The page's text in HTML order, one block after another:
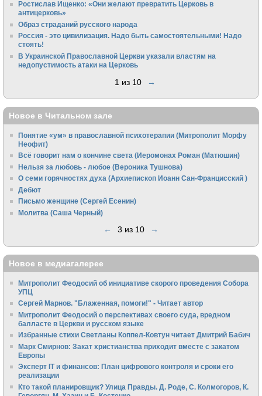
Ростислав Ищенко: «Они желают превратить Церковь в
антицерковь»
Образ страданий русского народа
Россия - это цивилизация. Надо быть самостоятельными! Надо
стоять!
В Украинской Православной Церкви указали властям на
недопустимость атаки на Церковь
1 из 10 →
Новое в Читальном зале
Понятие «ум» в православной психотерапии (Митрополит Морфу
Неофит)
Всё говорит нам о кончине света (Иеромонах Роман (Матюшин)
Нельзя за любовь - любое (Вероника Тушнова)
О семи горячностях духа (Архиепископ Иоанн Сан-Францисский )
Дебют
Письмо женщине (Сергей Есенин)
Молитва (Саша Черный)
← 3 из 10 →
Новое в медиагалерее
Митрополит Феодосий об инициативе скорого проведения Собора
УПЦ
Сергей Марнов. "Блаженная, помоги!" - Читает автор
Митрополит Феодосий о перспективах своего суда, вредном
балласте в Церкви и русском языке
Избранные стихи Светланы Коппел-Ковтун читает Дмитрий Бабич
Марк Смирнов: Закат христианства приходит вместе с закатом
Европы
Эксперт IT и финансов: План цифрового контроля и сроки его
реализации
Кто такой планировщик? Улица Правды. Д. Роде, С. Колмогоров, К.